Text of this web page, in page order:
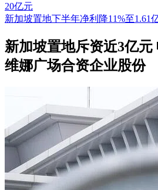
20亿元
新加坡置地下半年净利降11%至1.61
新加坡置地斥资近3亿
维娜广场合资企业股份